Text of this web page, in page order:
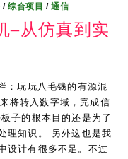
/综合项目 /通信
–从仿真到实
：玩玩八毛钱的有源混
将转入数字域，完成信
子的根本目的还是为了
理知识。 另外这也是我
设计有很多不足。不过